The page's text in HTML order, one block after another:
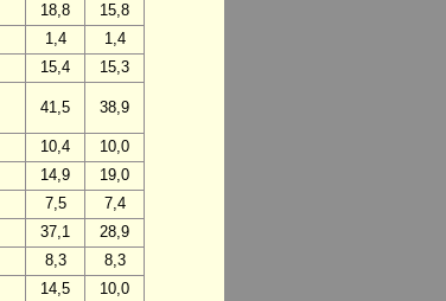
18,8
15,8
1,4
1,4
15,4
15,3
41,5 38,9
10,4
10,0
14,9
19,0
7,5
7,4
37,1
28,9
8,3
8,3
14,5
10,0